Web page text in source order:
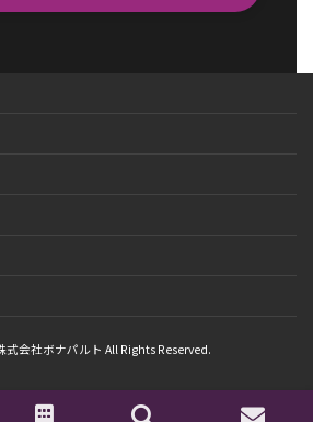
会社ボナパルト All Rights Reserved.